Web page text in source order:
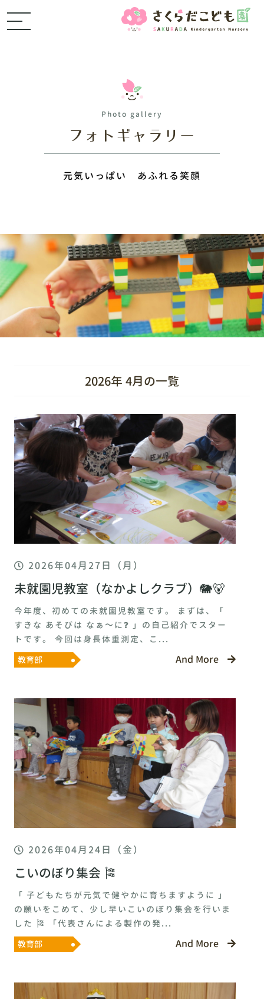
Photo gallery
フォトギャラリー
元気いっぱい あふれる笑顔
2026年 4月の一覧
2026年04月27日（月）
未就園児教室（なかよしクラブ）🐘🐻
今年度、初めての未就園児教室です。 まずは、「
すきな あそびは なぁ～に❓ 」の自己紹介でスター
トです。 今回は身長体重測定、こ...
教育部
And More
2026年04月24日（金）
こいのぼり集会 🎏
「 子どもたちが元気で健やかに育ちますように 」
の願いをこめて、少し早いこいのぼり集会を行いま
した 🎏 「代表さんによる製作の発...
教育部
And More